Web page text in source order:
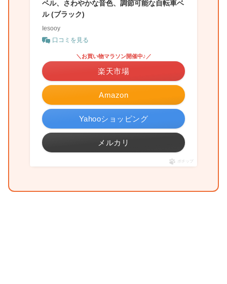
ベル、さわやかな音色、調節可能な自転車ベ
ル (ブラック)
Iesooy
口コミを見る
Amazon
＼お買い物マラソン開催中♪／
楽天市場
Yahooショッピング
メルカリ
ポチップ